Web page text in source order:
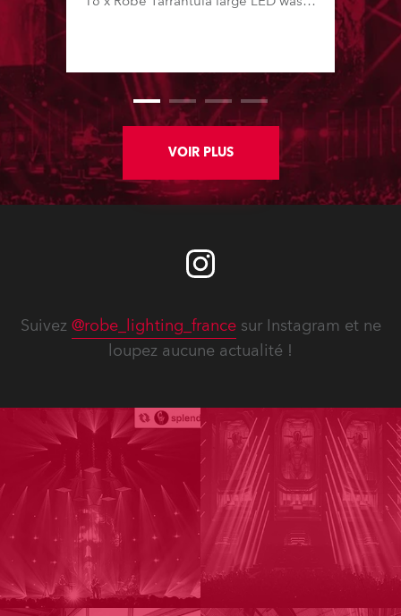
VOIR PLUS
Suivez @robe_lighting_francesur Instagram et ne
loupez aucune actualité !